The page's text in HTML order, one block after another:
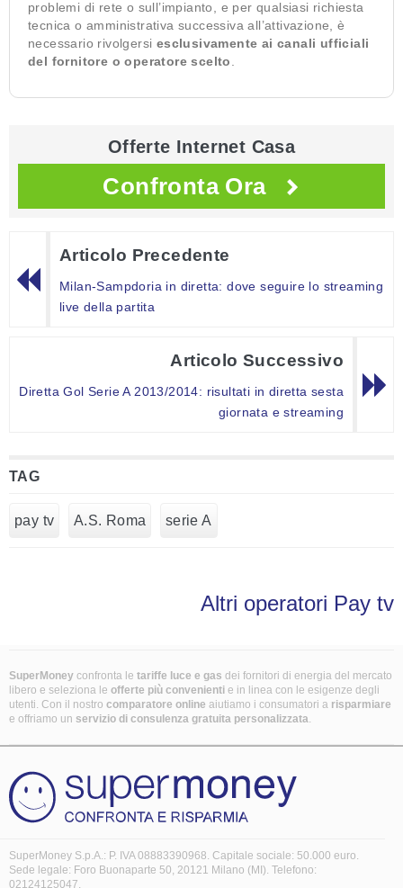
problemi di rete o sull’impianto, e per qualsiasi richiesta
tecnica o amministrativa successiva all’attivazione, è
necessario rivolgersi esclusivamente ai canali ufficiali
del fornitore o operatore scelto
Offerte Internet Casa
Confronta Ora
Articolo Precedente
Milan-Sampdoria in diretta: dove seguire lo streaming
live della partita
Articolo Successivo
Diretta Gol Serie A 2013/2014: risultati in diretta sesta
giornata e streaming
TAG
pay tv A.S. Roma serie A
Altri operatori Pay tv
SuperMoney confronta le tariffe luce e gas dei fornitori di energia del mercato
libero e seleziona le offerte più convenienti e in linea con le esigenze degli
utenti. Con il nostro comparatore online aiutiamo i consumatori a risparmiare
e offriamo un servizio di consulenza gratuita personalizzata.
SuperMoney S.p.A.: P. IVA 08883390968. Capitale sociale: 50.000 euro.
Sede legale: Foro Buonaparte 50, 20121 Milano (MI). Telefono:
02124125047.